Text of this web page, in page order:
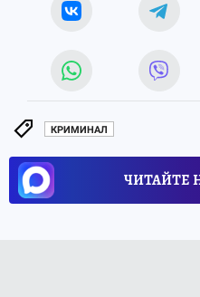
КРИМИНАЛ
ЧИТАЙТЕ